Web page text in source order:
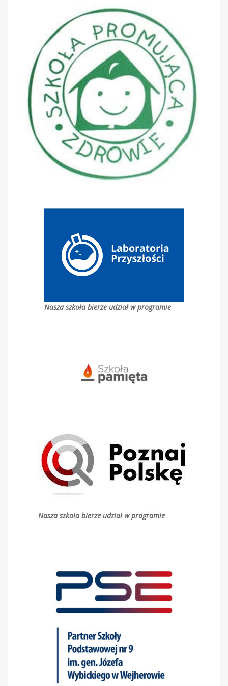
Nasza szkoła bierze udział w programie
Nasza szkoła bierze udział w programie